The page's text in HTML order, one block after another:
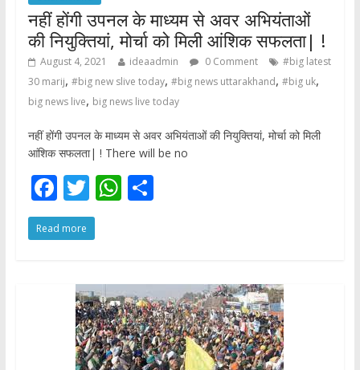
नहीं होंगी उपनल के माध्यम से अवर अभियंताओं
की नियुक्तियां, मोर्चा को मिली आंशिक सफलता| !
August 4, 2021 ideaadmin 0 Comment
#big latest
30 marij, #big new slive today, #big news uttarakhand, #big uk,
big news live, big news live today
नहीं होंगी उपनल के माध्यम से अवर अभियंताओं की नियुक्तियां, मोर्चा को मिली
आंशिक सफलता| ! There will be no
F
ac
e
T
w
itt
W
A
p
p
S
Read more